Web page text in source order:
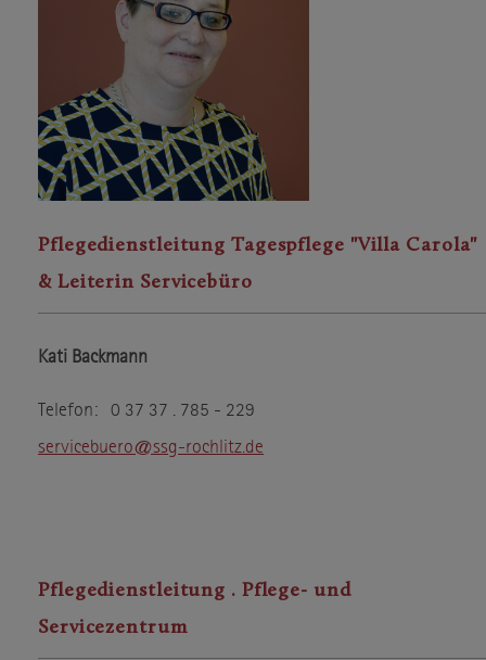
Pflegedienstleitung Tagespflege "Villa Carola"
& Leiterin Servicebüro
Kati Backmann
Telefon: 0 37 37 . 785 - 229
servicebuero@ssg-rochlitz.de
Pflegedienstleitung . Pflege- und
Servicezentrum